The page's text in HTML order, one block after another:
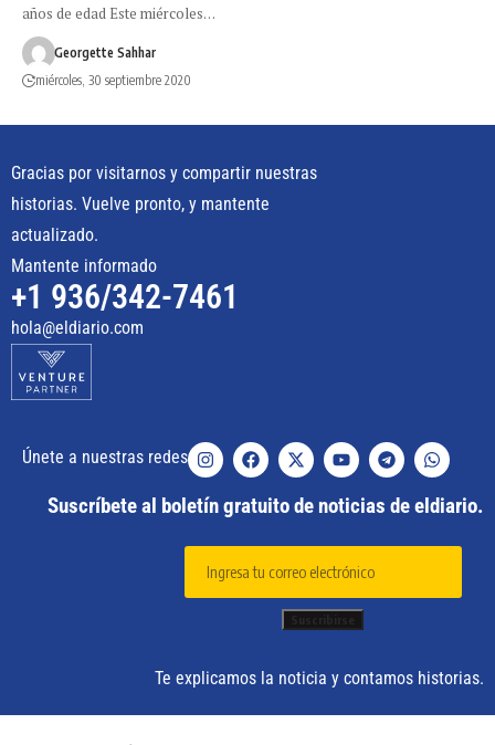
años de edad Este miércoles…
Georgette Sahhar
miércoles, 30 septiembre 2020
Gracias por visitarnos y compartir nuestras
historias. Vuelve pronto, y mantente
actualizado.
Mantente informado
+1 936/342-7461
hola@eldiario.com
Únete a nuestras redes
Suscríbete al boletín gratuito de noticias de eldiario.
Te explicamos la noticia y contamos historias.